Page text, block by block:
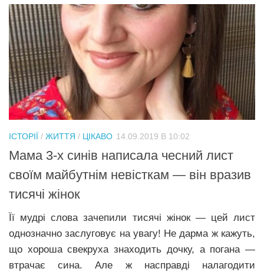
ІСТОРІЇ / ЖИТТЯ / ЦІКАВО 14.09.2019 В 10:02
Мама 3-х синів написала чесний лист
своїм майбутнім невісткам — він вразив
тисячі жінок
Її мудрі слова зачепили тисячі жінок — цей лист
однозначно заслуговує на увагу! Не дарма ж кажуть,
що хороша свекруха знаходить дочку, а погана —
втрачає сина. Але ж насправді налагодити